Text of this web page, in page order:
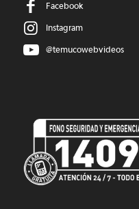
Facebook
Instagram
@temucowebvideos